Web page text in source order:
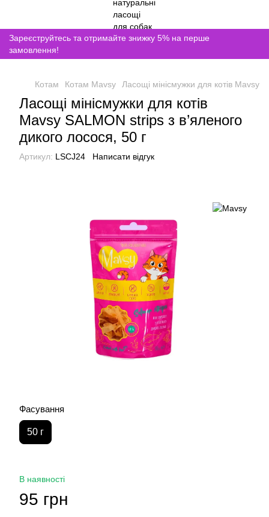
Зареєструйтесь та отримайте знижку 5% на перше
замовлення!
Котам Котам Mavsy Ласощі мінісмужки для котів Mavsy
Ласощі мінісмужки для котів
Mavsy SALMON strips з в’яленого
дикого лосося, 50 г
Артикул: LSCJ24 Написати відгук
Фасування
50 г
В наявності
95 грн